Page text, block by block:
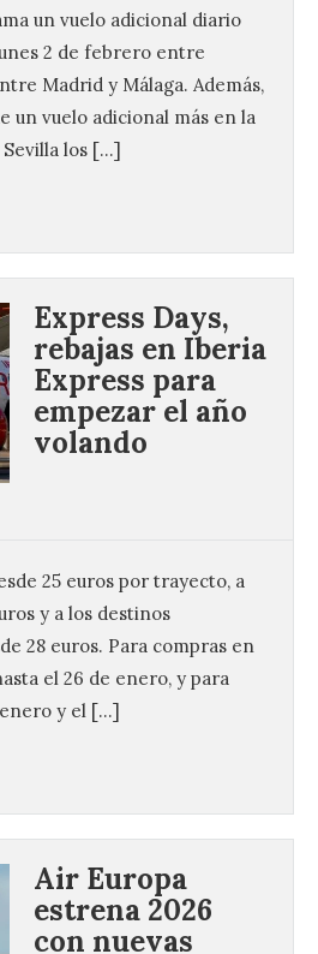
un vuelo adicional diario
2 de febrero entre
Madrid y Málaga. Además,
un vuelo adicional más en la
los […]
Express Days,
rebajas en Iberia
Express para
empezar el año
volando
25 euros por trayecto, a
y a los destinos
28 euros. Para compras en
el 26 de enero, y para
y el […]
Air Europa
estrena 2026
con nuevas